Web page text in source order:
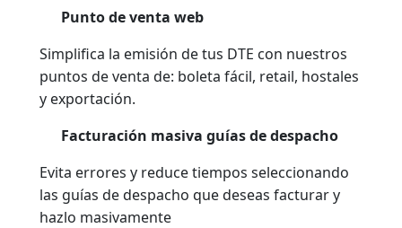
Punto de venta web
Simplifica la emisión de tus DTE con nuestros
puntos de venta de: boleta fácil, retail, hostales
y exportación.
Facturación masiva guías de despacho
Evita errores y reduce tiempos seleccionando
las guías de despacho que deseas facturar y
hazlo masivamente